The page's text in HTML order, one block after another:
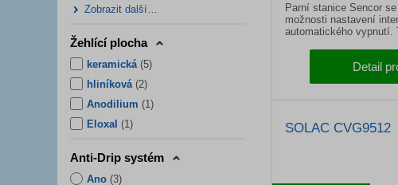
Parní stanice Sencor
možnosti nastavení
automatického vypnutí.
Detail
SOLAC CVG9512
Zobrazit další…
Žehlící plocha
keramická (5)
hliníková (2)
Anodilium (1)
Eloxal (1)
Anti-Drip systém
Ano (3)